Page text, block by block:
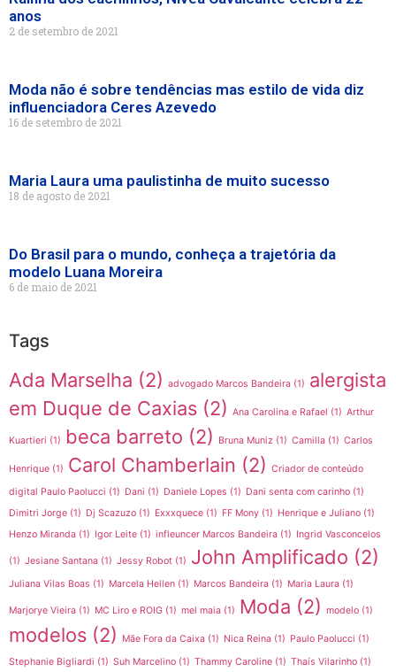
anos
2 de setembro de 2021
Moda não é sobre tendências mas estilo de vida diz
influenciadora Ceres Azevedo
16 de setembro de 2021
Maria Laura uma paulistinha de muito sucesso
18 de agosto de 2021
Do Brasil para o mundo, conheça a trajetória da
modelo Luana Moreira
6 de maio de 2021
Tags
Ada Marselha (2) advogado Marcos Bandeira (1) alergista
em Duque de Caxias (2) Ana Carolina e Rafael (1) Arthur
Kuartieri (1) beca barreto (2) Bruna Muniz (1) Camilla (1) Carlos
Henrique (1) Carol Chamberlain (2) Criador de conteúdo
digital Paulo Paolucci (1) Dani (1) Daniele Lopes (1) Dani senta com carinho (1)
Dimitri Jorge (1) Dj Scazuzo (1) Exxxquece (1) FF Mony (1) Henrique e Juliano (1)
Henzo Miranda (1) Igor Leite (1) infleuncer Marcos Bandeira (1) Ingrid Vasconcelos
(1) Jesiane Santana (1) Jessy Robot (1) John Amplificado (2)
Juliana Vilas Boas (1) Marcela Hellen (1) Marcos Bandeira (1) Maria Laura (1)
Marjorye Vieira (1) MC Liro e ROIG (1) mel maia (1) Moda (2) modelo (1)
modelos (2) Mãe Fora da Caixa (1) Nica Reina (1) Paulo Paolucci (1)
Stephanie Bigliardi (1) Suh Marcelino (1) Thammy Caroline (1) Thaís Vilarinho (1)